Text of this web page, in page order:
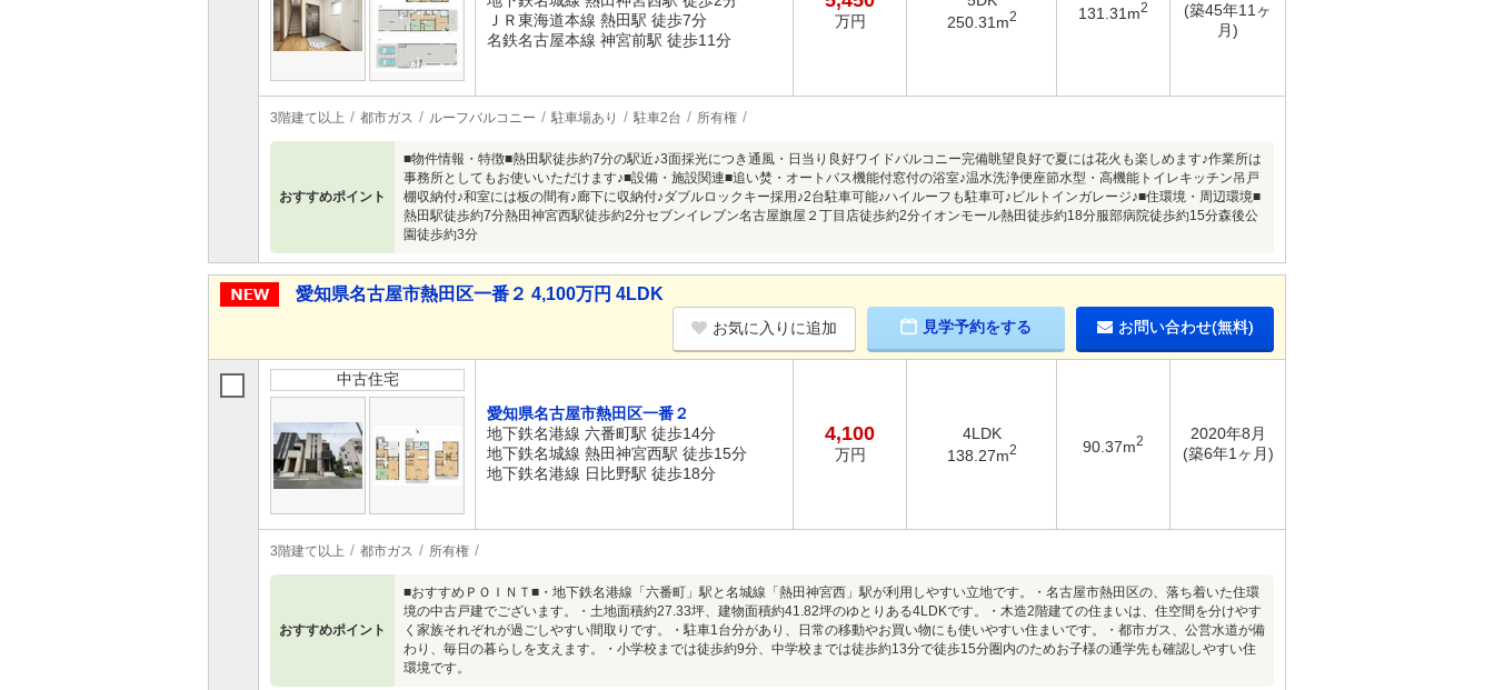
ＪＲ東海道本線 熱田駅 徒歩7分
名鉄名古屋本線 神宮前駅 徒歩11分
万円
250.31m2 131.31m2
(築45年11ヶ
月)
3階建て以上 都市ガス ルーフバルコニー 駐車場あり 駐車2台 所有権
おすすめポイント
■物件情報・特徴■熱田駅徒歩約7分の駅近♪3面採光につき通風・日当り良好ワイドバルコニー完備眺望良好で夏には花火も楽しめます♪作業所は
事務所としてもお使いいただけます♪■設備・施設関連■追い焚・オートバス機能付窓付の浴室♪温水洗浄便座節水型・高機能トイレキッチン吊戸
棚収納付♪和室には板の間有♪廊下に収納付♪ダブルロックキー採用♪2台駐車可能♪ハイルーフも駐車可♪ビルトインガレージ♪■住環境・周辺環境■
熱田駅徒歩約7分熱田神宮西駅徒歩約2分セブンイレブン名古屋旗屋２丁目店徒歩約2分イオンモール熱田徒歩約18分服部病院徒歩約15分森後公
園徒歩約3分
愛知県名古屋市熱田区一番２ 4,100万円 4LDK
お気に入りに追加 見学予約をする お問い合わせ(無料)
中古住宅
愛知県名古屋市熱田区一番２
地下鉄名港線 六番町駅 徒歩14分
地下鉄名城線 熱田神宮西駅 徒歩15分
地下鉄名港線 日比野駅 徒歩18分
4,100
万円
4LDK
138.27m2 90.37m2
2020年8月
(築6年1ヶ月)
3階建て以上 都市ガス 所有権
おすすめポイント
■おすすめＰＯＩＮＴ■・地下鉄名港線「六番町」駅と名城線「熱田神宮西」駅が利用しやすい立地です。・名古屋市熱田区の、落ち着いた住環
境の中古戸建でございます。・土地面積約27.33坪、建物面積約41.82坪のゆとりある4LDKです。・木造2階建ての住まいは、住空間を分けやす
く家族それぞれが過ごしやすい間取りです。・駐車1台分があり、日常の移動やお買い物にも使いやすい住まいです。・都市ガス、公営水道が備
わり、毎日の暮らしを支えます。・小学校までは徒歩約9分、中学校までは徒歩約13分で徒歩15分圏内のためお子様の通学先も確認しやすい住
環境です。